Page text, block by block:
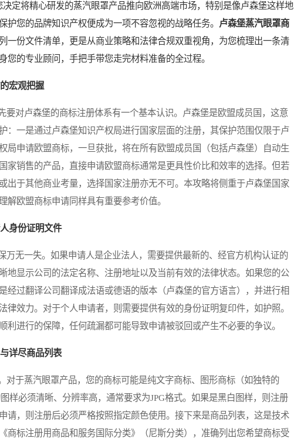
将精心研发的蒸汽眼罩产品推向欧洲高端市场，特别是像卢森堡这样地
护您的品牌知识产权便成为一项不容忽视的战略任务。
卢森堡蒸汽眼罩商
一份文件清单，更是从商业策略和法律合规双重视角，为您梳理出一条清
您的专业顾问，手把手带您走完材料准备的全过程。
宏观把握
对卢森堡的商标注册体系有一个基本认识。卢森堡是欧盟成员国，这意
：一是通过卢森堡知识产权局进行国家层面的注册，其保护范围仅限于卢
局申请欧盟商标，一旦获批，将在所有欧盟成员国（包括卢森堡）自动生
家销售的产品，直接申请欧盟商标通常是更具性价比和效率的选择。但若
出于其他商业考量，选择国家注册亦无不可。本攻略将侧重于卢森堡国家
解欧盟商标申请同样具有重要参考价值。
身份证明文件
无一失。如果申请人是企业法人，需要提供最新的、经官方机构认证的
地显示公司的法定名称、注册地址以及当前有效的法律状态。如果您的公
经过翻译公司翻译成法语或德语的版本（卢森堡的官方语言），并进行相
律效力。对于个人申请者，则需要提供有效的身份证明复印件，如护照。
利进行的保障，任何疏漏都可能导致申请被驳回或产生不必要的争议。
详尽商品列表
于蒸汽眼罩产品，您的商标可能是纯文字商标、图形商标（如独特的
样必须清晰、分辨率高，通常要求为JPG格式。如果是黑白图样，则注册
请，则注册后必须严格按照指定颜色使用。接下来是商品列表，这是技术
商标注册用商品和服务国际分类》（尼斯分类），准确列出您希望商标受